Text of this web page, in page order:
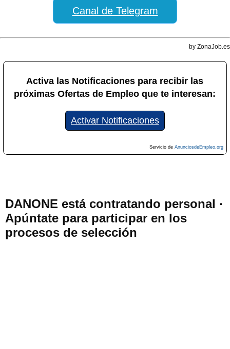
Canal de Telegram
by ZonaJob.es
Activa las Notificaciones para recibir las
próximas Ofertas de Empleo que te interesan:
Activar Notificaciones
Servicio de AnunciosdeEmpleo.org
DANONE está contratando personal ·
Apúntate para participar en los
procesos de selección